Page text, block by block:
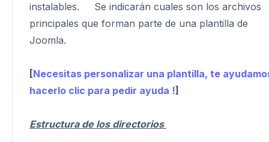
instalables. Se indicarán cuales son los archivos
principales que forman parte de una plantilla de
Joomla.
[Necesitas personalizar una plantilla, te
hacerlo clic para pedir ayuda !]
Estructura de los directorios